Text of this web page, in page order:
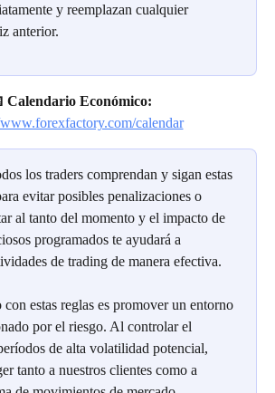
y reemplazan cualquier
anterior.
Calendario Económico:
calendar
los traders comprendan y sigan estas
evitar posibles penalizaciones o
al tanto del momento y el impacto de
programados te ayudará a
de trading de manera efectiva.
estas reglas es promover un entorno
por el riesgo. Al controlar el
de alta volatilidad potencial,
tanto a nuestros clientes como a